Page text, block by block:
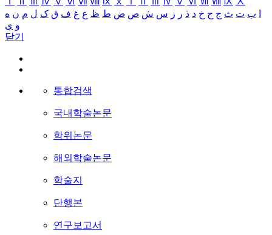
ب ت ث ج ح خ د ذ ر ز س ش ص ض ط ظ ع غ ف ق ک ل م ن ه
و ی
닫기
통합검색
국내학술논문
학위논문
해외학술논문
학술지
단행본
연구보고서